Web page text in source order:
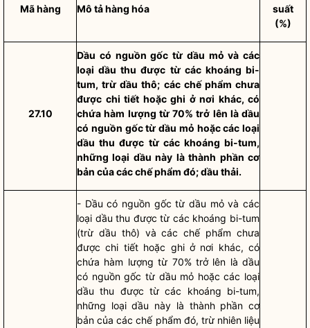
Mã hàng Mô tả hàng hóa
suất
(%)
27.10
Dầu có nguồn gốc từ dầu mỏ và các
loại dầu thu được từ các khoáng bi-
tum, trừ dầu thô; các chế phẩm chưa
được chi tiết hoặc ghi ở nơi khác, có
chứa hàm lượng từ 70% trở lên là dầu
có nguồn gốc từ dầu mỏ hoặc các loại
dầu thu được từ các khoáng bi-tum,
những loại dầu này là thành phần cơ
bản của các chế phẩm đó; dầu thải.
- Dầu có nguồn gốc từ dầu mỏ và các
loại dầu thu được từ các khoáng bi-tum
(trừ dầu thô) và các chế phẩm chưa
được chi tiết hoặc ghi ở nơi khác, có
chứa hàm lượng từ 70% trở lên là dầu
có nguồn gốc từ dầu mỏ hoặc các loại
dầu thu được từ các khoáng bi-tum,
những loại dầu này là thành phần cơ
bản của các chế phẩm đó, trừ nhiên liệu